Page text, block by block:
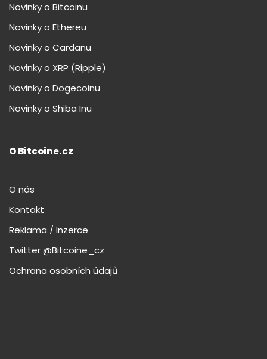
Novinky o Bitcoinu
Novinky o Ethereu
Novinky o Cardanu
Novinky o XRP (Ripple)
Novinky o Dogecoinu
Novinky o Shiba Inu
O Bitcoine.cz
O nás
Kontakt
Reklama / Inzerce
Twitter @Bitcoine_cz
Ochrana osobních údajů